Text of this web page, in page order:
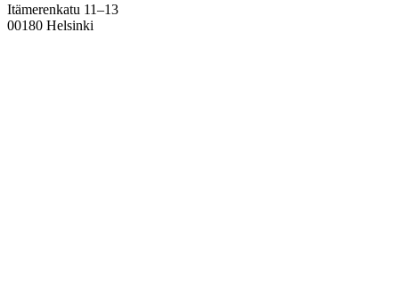
Itämerenkatu 11–13
00180 Helsinki